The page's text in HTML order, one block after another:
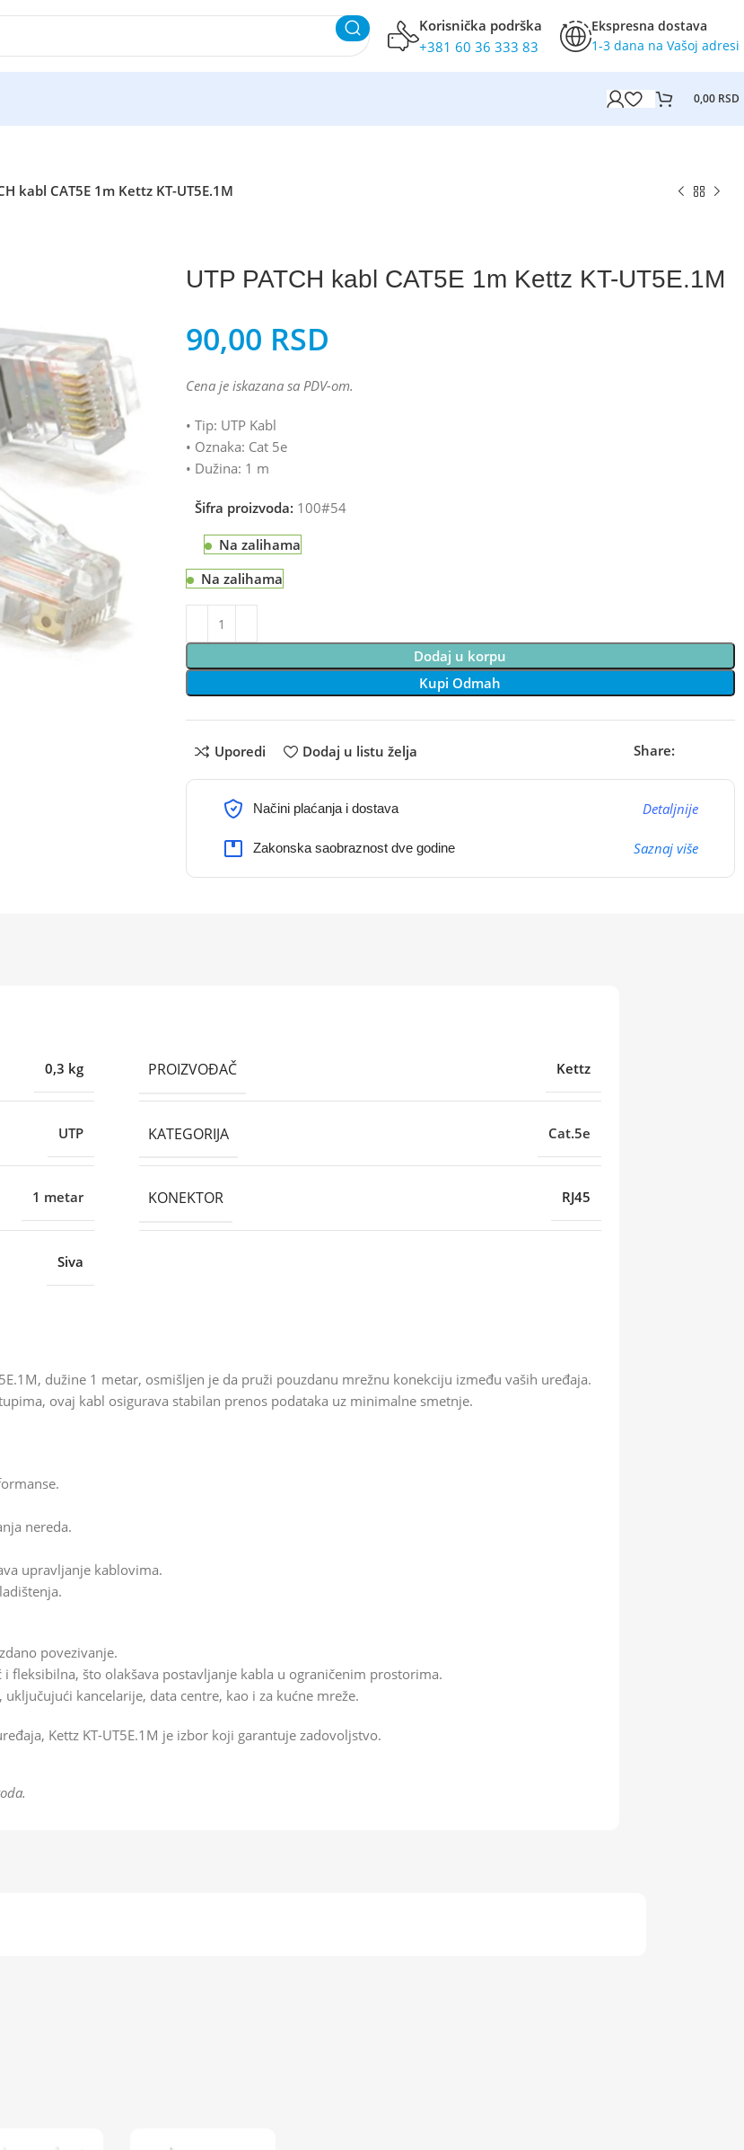
Korisnička podrška
+381 60 36 333 83
Ekspresna dostava
1-3 dana na Vašoj adresi
0,00 RSD
kabl CAT5E 1m Kettz KT-UT5E.1M
UTP PATCH kabl CAT5E 1m Kettz KT-UT5E.1M
90,00 RSD
Cena je iskazana sa PDV-om.
• Tip: UTP Kabl
• Oznaka: Cat 5e
• Dužina: 1 m
Šifra proizvoda: 100#54
Na zalihama
Na zalihama
Dodaj u korpu
Kupi Odmah
Uporedi Dodaj u listu želja Share:
Načini plaćanja i dostava Detaljnije
Zakonska saobraznost dve godine Saznaj više
0,3 kg PROIZVOĐAČ Kettz
UTP KATEGORIJA Cat.5e
1 metar KONEKTOR RJ45
Siva
dužine 1 metar, osmišljen je da pruži pouzdanu mrežnu konekciju između vaših uređaja.
ovaj kabl osigurava stabilan prenos podataka uz minimalne smetnje.
nereda.
upravljanje kablovima.
povezivanje.
fleksibilna, što olakšava postavljanje kabla u ograničenim prostorima.
kancelarije, data centre, kao i za kućne mreže.
Kettz KT-UT5E.1M je izbor koji garantuje zadovoljstvo.